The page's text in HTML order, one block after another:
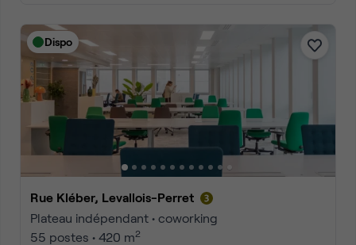
Dispo
Rue Kléber, Levallois-Perret
Plateau indépendant • coworking
55 postes • 420 m2